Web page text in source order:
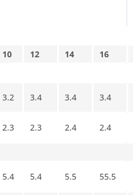
10 12 14
16
3.2 3.4 3.4 3.4
2.3 2.3 2.4 2.4
5.4 5.4 5.5 55.5